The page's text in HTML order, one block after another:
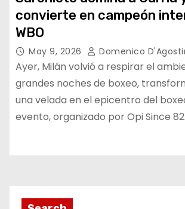
convierte en campeón
WBO
May 9, 2026 Domenico
Ayer, Milán volvió a respirar el
grandes noches de boxeo,
una velada en el epicentro del
evento, organizado por Opi Since